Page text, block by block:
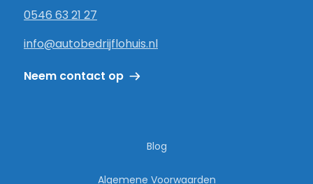
0546 63 21 27
info@autobedrijflohuis.nl
Neem contact op
Blog
Algemene Voorwaarden